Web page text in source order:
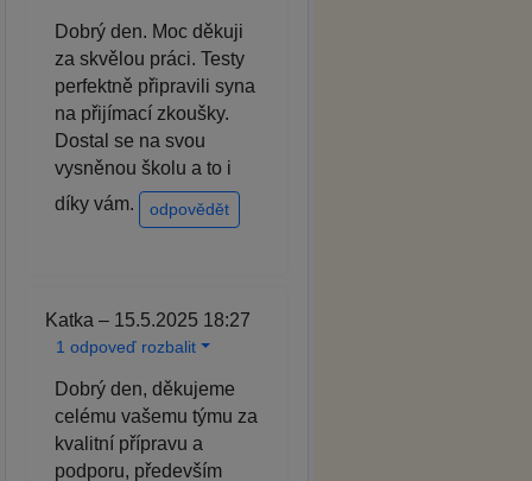
Dobrý den. Moc děkuji
za skvělou práci. Testy
perfektně připravili syna
na přijímací zkoušky.
Dostal se na svou
vysněnou školu a to i
díky vám.
odpovědět
Katka – 15.5.2025 18:27
1 odpoveď rozbalit
Dobrý den, děkujeme
celému vašemu týmu za
kvalitní přípravu a
podporu, především